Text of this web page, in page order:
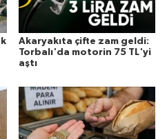
Akaryakıta çifte zam geldi:
Torbalı'da motorin 75 TL'yi
aştı